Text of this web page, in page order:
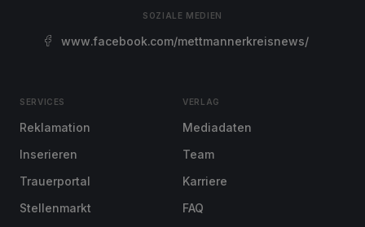
SOZIALE MEDIEN
www.facebook.com/mettmannerkreisnews/
SERVICES
Reklamation
Inserieren
Trauerportal
Stellenmarkt
VERLAG
Mediadaten
Team
Karriere
FAQ